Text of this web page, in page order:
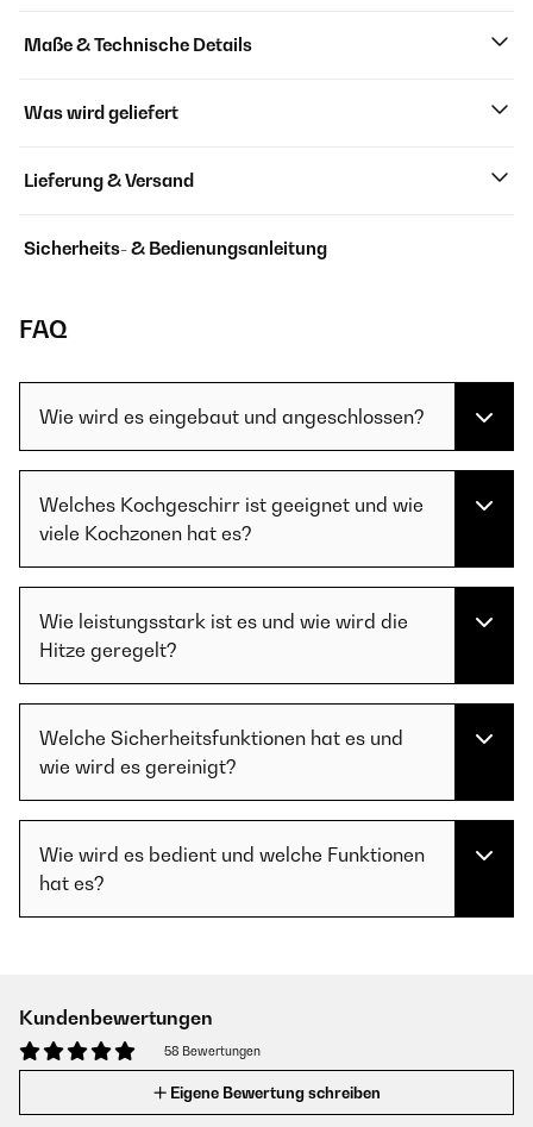
Maße & Technische Details
Was wird geliefert
Lieferung & Versand
Sicherheits- & Bedienungsanleitung
FAQ
Wie wird es eingebaut und angeschlossen?
Welches Kochgeschirr ist geeignet und wie
viele Kochzonen hat es?
Wie leistungsstark ist es und wie wird die
Hitze geregelt?
Welche Sicherheitsfunktionen hat es und
wie wird es gereinigt?
Wie wird es bedient und welche Funktionen
hat es?
Kundenbewertungen
58 Bewertungen
Eigene Bewertung schreiben